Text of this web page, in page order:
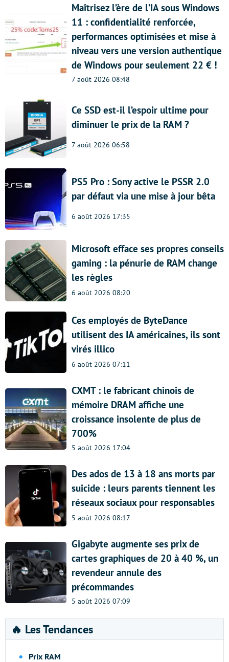
Maîtrisez l’ère de l’IA sous Windows
11 : confidentialité renforcée,
performances optimisées et mise à
niveau vers une version authentique
de Windows pour seulement 22 € !
7 août 2026 08:48
Ce SSD est-il l’espoir ultime pour
diminuer le prix de la RAM ?
7 août 2026 06:58
PS5 Pro : Sony active le PSSR 2.0
par défaut via une mise à jour bêta
6 août 2026 17:35
Microsoft efface ses propres conseils
gaming : la pénurie de RAM change
les règles
6 août 2026 08:20
Ces employés de ByteDance
utilisent des IA américaines, ils sont
virés illico
6 août 2026 07:11
CXMT : le fabricant chinois de
mémoire DRAM affiche une
croissance insolente de plus de
700%
5 août 2026 17:04
Des ados de 13 à 18 ans morts par
suicide : leurs parents tiennent les
réseaux sociaux pour responsables
5 août 2026 08:17
Gigabyte augmente ses prix de
cartes graphiques de 20 à 40 %, un
revendeur annule des
précommandes
5 août 2026 07:09
🔥 Les Tendances
Prix RAM